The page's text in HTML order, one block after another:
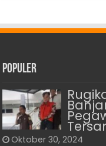
Populer
Oktober 30, 2024